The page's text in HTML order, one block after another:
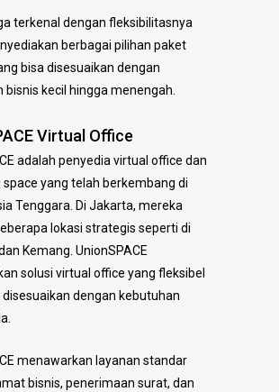
terkenal dengan fleksibilitasnya
berbagai pilihan paket
bisa disesuaikan dengan
bisnis kecil hingga menengah.
Virtual Office
adalah penyedia virtual office dan
yang telah berkembang di
Tenggara. Di Jakarta, mereka
lokasi strategis seperti di
Kemang. UnionSPACE
solusi virtual office yang fleksibel
dengan kebutuhan
menawarkan layanan standar
bisnis, penerimaan surat, dan